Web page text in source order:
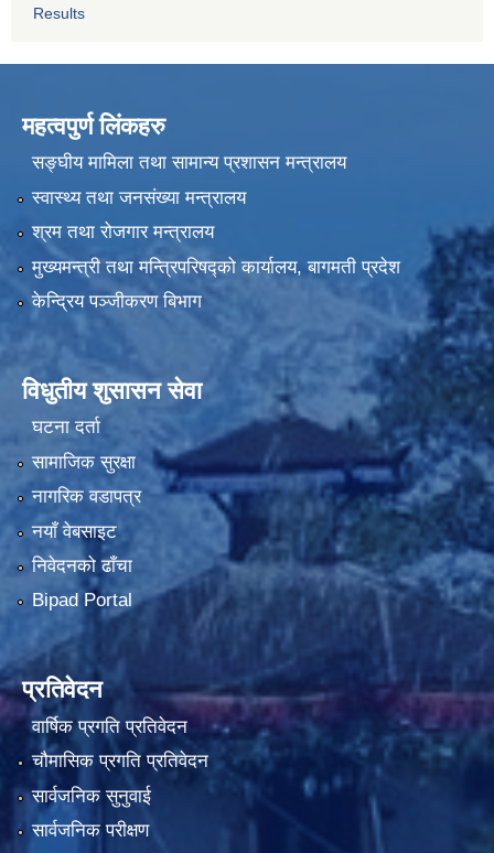
Results
महत्वपुर्ण लिंकहरु
सङ्घीय मामिला तथा सामान्य प्रशासन मन्त्रालय
स्वास्थ्य तथा जनसंख्या मन्त्रालय
श्रम तथा रोजगार मन्त्रालय
मुख्यमन्त्री तथा मन्त्रिपरिषद्को कार्यालय, बागमती प्रदेश
केन्द्रिय पञ्जीकरण बिभाग
विधुतीय शुसासन सेवा
घटना दर्ता
सामाजिक सुरक्षा
नागरिक वडापत्र
नयाँ वेबसाइट
निवेदनको ढाँचा
Bipad Portal
प्रतिवेदन
वार्षिक प्रगति प्रतिवेदन
चौमासिक प्रगति प्रतिवेदन
सार्वजनिक सुनुवाई
सार्वजनिक परीक्षण